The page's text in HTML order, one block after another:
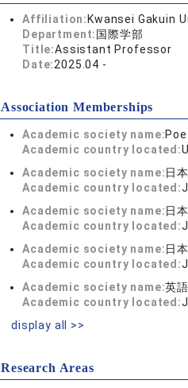
Affiliation: Kwansei Gakuin
Department: 国際学部
Title:Assistant Professor
Date:2025.04 -
Association Memberships
Academic society name:
Academic country located:
Academic society name:日
Academic country located:
Academic society name:日
Academic country located:
Academic society name:日
Academic country located:
Academic society name:英
Academic country located:
display all >>
Research Areas